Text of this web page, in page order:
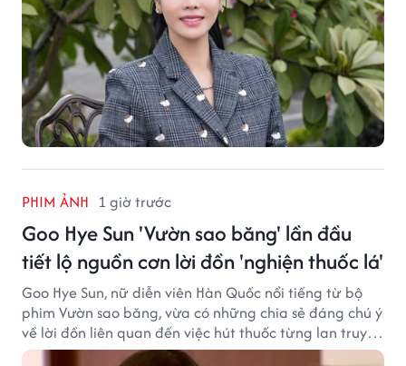
PHIM ẢNH 1 giờ trước
Goo Hye Sun 'Vườn sao băng' lần đầu
tiết lộ nguồn cơn lời đồn 'nghiện thuốc lá'
Goo Hye Sun, nữ diễn viên Hàn Quốc nổi tiếng từ bộ
phim Vườn sao băng, vừa có những chia sẻ đáng chú ý
về lời đồn liên quan đến việc hút thuốc từng lan truyền
trong giới sinh viên và trên mạng xã hội suốt nhiều